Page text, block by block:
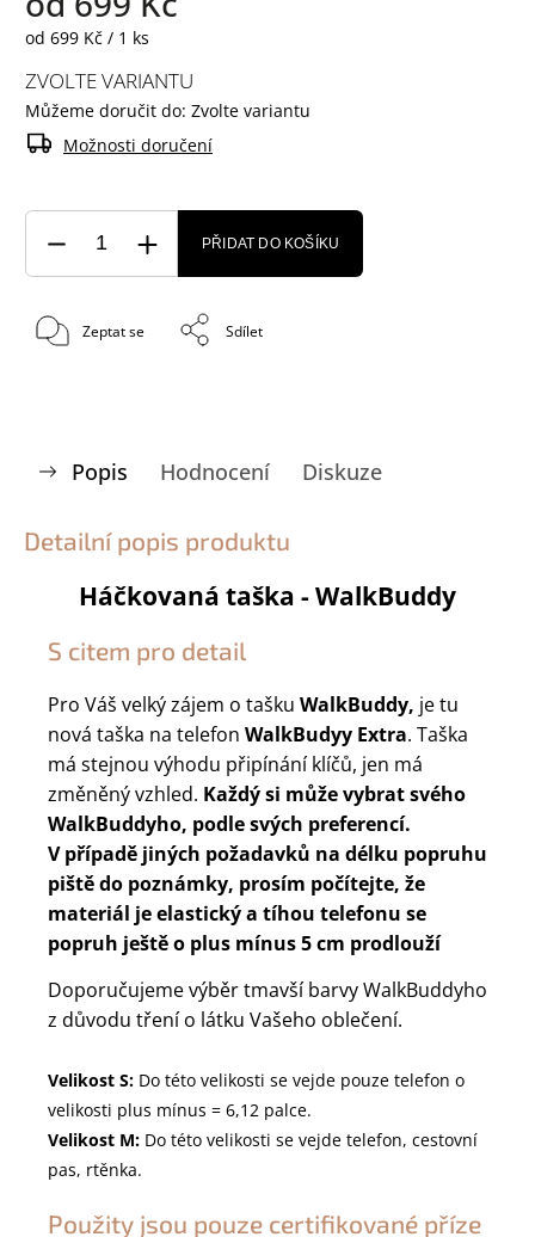
od 699 Kč / 1 ks
ZVOLTE VARIANTU
Můžeme doručit do: Zvolte variantu
Možnosti doručení
PŘIDAT DO KOŠÍKU
Zeptat se Sdílet
Popis Hodnocení Diskuze
Detailní popis produktu
Háčkovaná taška - WalkBuddy
S citem pro detail
Pro Váš velký zájem o tašku WalkBuddy, je tu
nová taška na telefon WalkBudyy Extra. Taška
má stejnou výhodu připínání klíčů, jen má
změněný vzhled. Každý si může vybrat svého
WalkBuddyho, podle svých preferencí.
V případě jiných požadavků na délku popruhu
piště do poznámky, prosím počítejte, že
materiál je elastický a tíhou telefonu se
popruh ještě o plus mínus 5 cm prodlouží
Doporučujeme výběr tmavší barvy WalkBuddyho
z důvodu tření o látku Vašeho oblečení.
Velikost S: Do této velikosti se vejde pouze telefon o
velikosti plus mínus = 6,12 palce.
Velikost M: Do této velikosti se vejde telefon, cestovní
pas, rtěnka.
Použity jsou pouze certifikované příze